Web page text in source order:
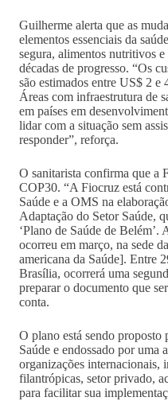
Guilherme alerta que as
elementos essenciais da
segura, alimentos nutritivos
décadas de progresso. “Os
são estimados entre US$ 2 e
Áreas com infraestrutura de
em países em
lidar com a situação sem
responder”, reforça.
O sanitarista confirma que a
COP30. “A Fiocruz está
Saúde e a OMS na
Adaptação do Setor Saúde,
‘Plano de Saúde de
ocorreu em março, na sede
americana da Saúde]. Entre
Brasília, ocorrerá uma
preparar o documento que
conta.
O plano está sendo proposto
Saúde e endossado por
organizações internacionais,
filantrópicas, setor privado,
para facilitar sua